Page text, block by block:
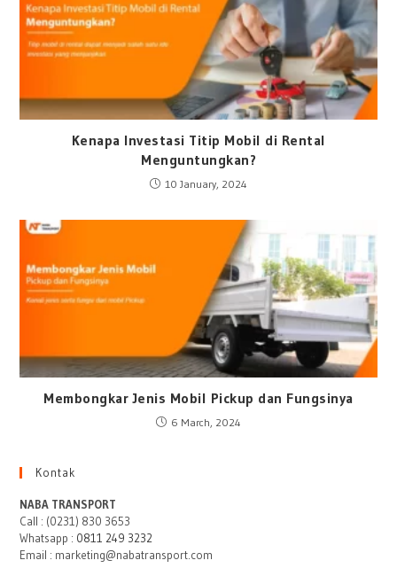
Kenapa Investasi Titip Mobil di Rental
Menguntungkan?
10 January, 2024
Membongkar Jenis Mobil Pickup dan Fungsinya
6 March, 2024
Kontak
NABA TRANSPORT
Call : (0231) 830 3653
Whatsapp : 0811 249 3232
Email : marketing@nabatransport.com